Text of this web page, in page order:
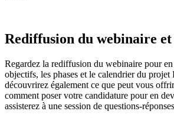
Rediffusion du webinaire
Regardez la rediffusion du webinaire pour
objectifs, les phases et le calendrier du
découvrirez également ce que peut vous
comment poser votre candidature pour en
assisterez à une session de questions-